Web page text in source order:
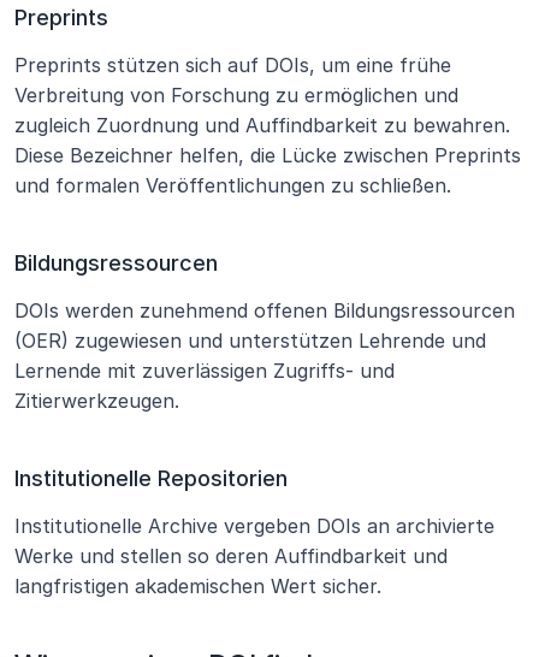
Preprints
Preprints stützen sich auf DOIs, um eine frühe
Verbreitung von Forschung zu ermöglichen und
zugleich Zuordnung und Auffindbarkeit zu bewahren.
Diese Bezeichner helfen, die Lücke zwischen Preprints
und formalen Veröffentlichungen zu schließen.
Bildungsressourcen
DOIs werden zunehmend offenen Bildungsressourcen
(OER) zugewiesen und unterstützen Lehrende und
Lernende mit zuverlässigen Zugriffs- und
Zitierwerkzeugen.
Institutionelle Repositorien
Institutionelle Archive vergeben DOIs an archivierte
Werke und stellen so deren Auffindbarkeit und
langfristigen akademischen Wert sicher.